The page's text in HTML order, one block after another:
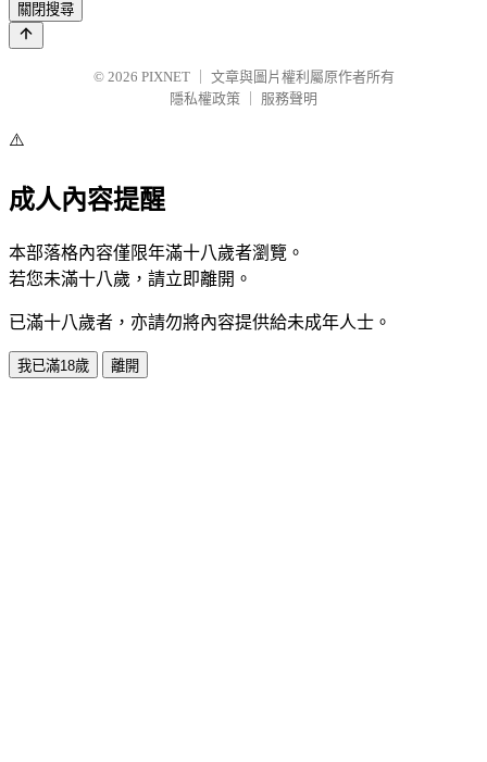
關閉搜尋
© 2026 PIXNET
文章與圖片權利屬原作者所有
隱私權政策
服務聲明
⚠️
成人內容提醒
本部落格內容僅限年滿十八歲者瀏覽。
若您未滿十八歲，請立即離開。
已滿十八歲者，亦請勿將內容提供給未成年人士。
我已滿18歲 離開